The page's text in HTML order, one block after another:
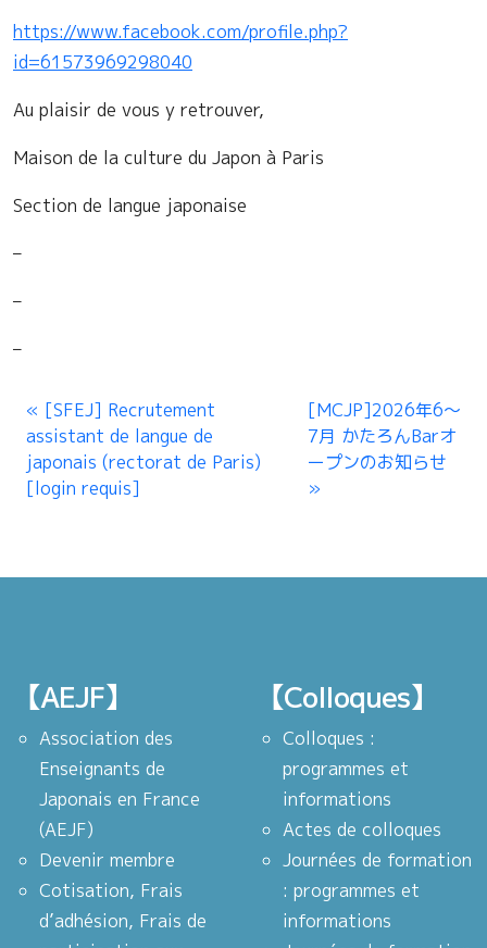
https://www.facebook.com/profile.php?
id=61573969298040
Au plaisir de vous y retrouver,
Maison de la culture du Japon à Paris
Section de langue japonaise
–
–
–
[SFEJ] Recrutement
assistant de langue de
japonais (rectorat de Paris)
[login requis]
[MCJP]2026年6～
7月 かたろんBarオ
ープンのお知らせ
【AEJF】
Association des
Enseignants de
Japonais en France
(AEJF)
Devenir membre
Cotisation, Frais
d’adhésion, Frais de
【Colloques】
Colloques :
programmes et
informations
Actes de colloques
Journées de formation
: programmes et
informations